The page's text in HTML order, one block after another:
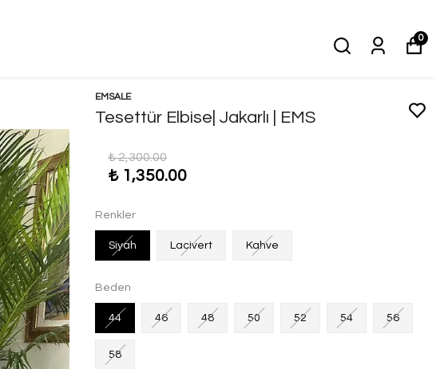
0
EMSALE
Tesettür Elbise| Jakarlı | EMS
₺ 2,300.00
₺ 1,350.00
Renkler
Siyah Lacivert Kahve
Beden
44 46 48 50 52 54 56
58